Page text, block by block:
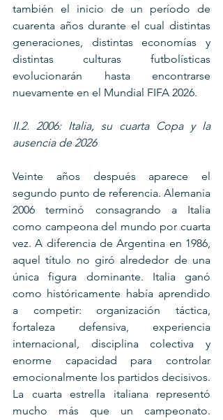
también el inicio de un período de
cuarenta años durante el cual distintas
generaciones, distintas economías y
distintas culturas futbolísticas
evolucionarán hasta encontrarse
nuevamente en el Mundial FIFA 2026.
II.2. 2006: Italia, su cuarta Copa y la
ausencia de 2026
Veinte años después aparece el
segundo punto de referencia. Alemania
2006 terminó consagrando a Italia
como campeona del mundo por cuarta
vez. A diferencia de Argentina en 1986,
aquel título no giró alrededor de una
única figura dominante. Italia ganó
como históricamente había aprendido
a competir: organización táctica,
fortaleza defensiva, experiencia
internacional, disciplina colectiva y
enorme capacidad para controlar
emocionalmente los partidos decisivos.
La cuarta estrella italiana representó
mucho más que un campeonato.